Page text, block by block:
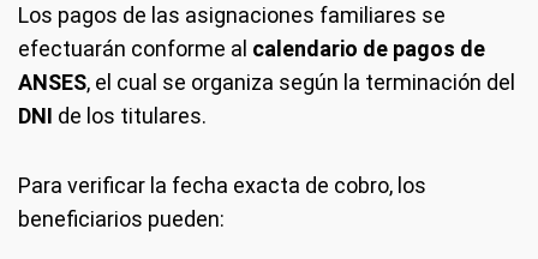
Los pagos de las asignaciones familiares se
efectuarán conforme al calendario de pagos de
ANSES, el cual se organiza según la terminación del
DNI de los titulares.
Para verificar la fecha exacta de cobro, los
beneficiarios pueden: